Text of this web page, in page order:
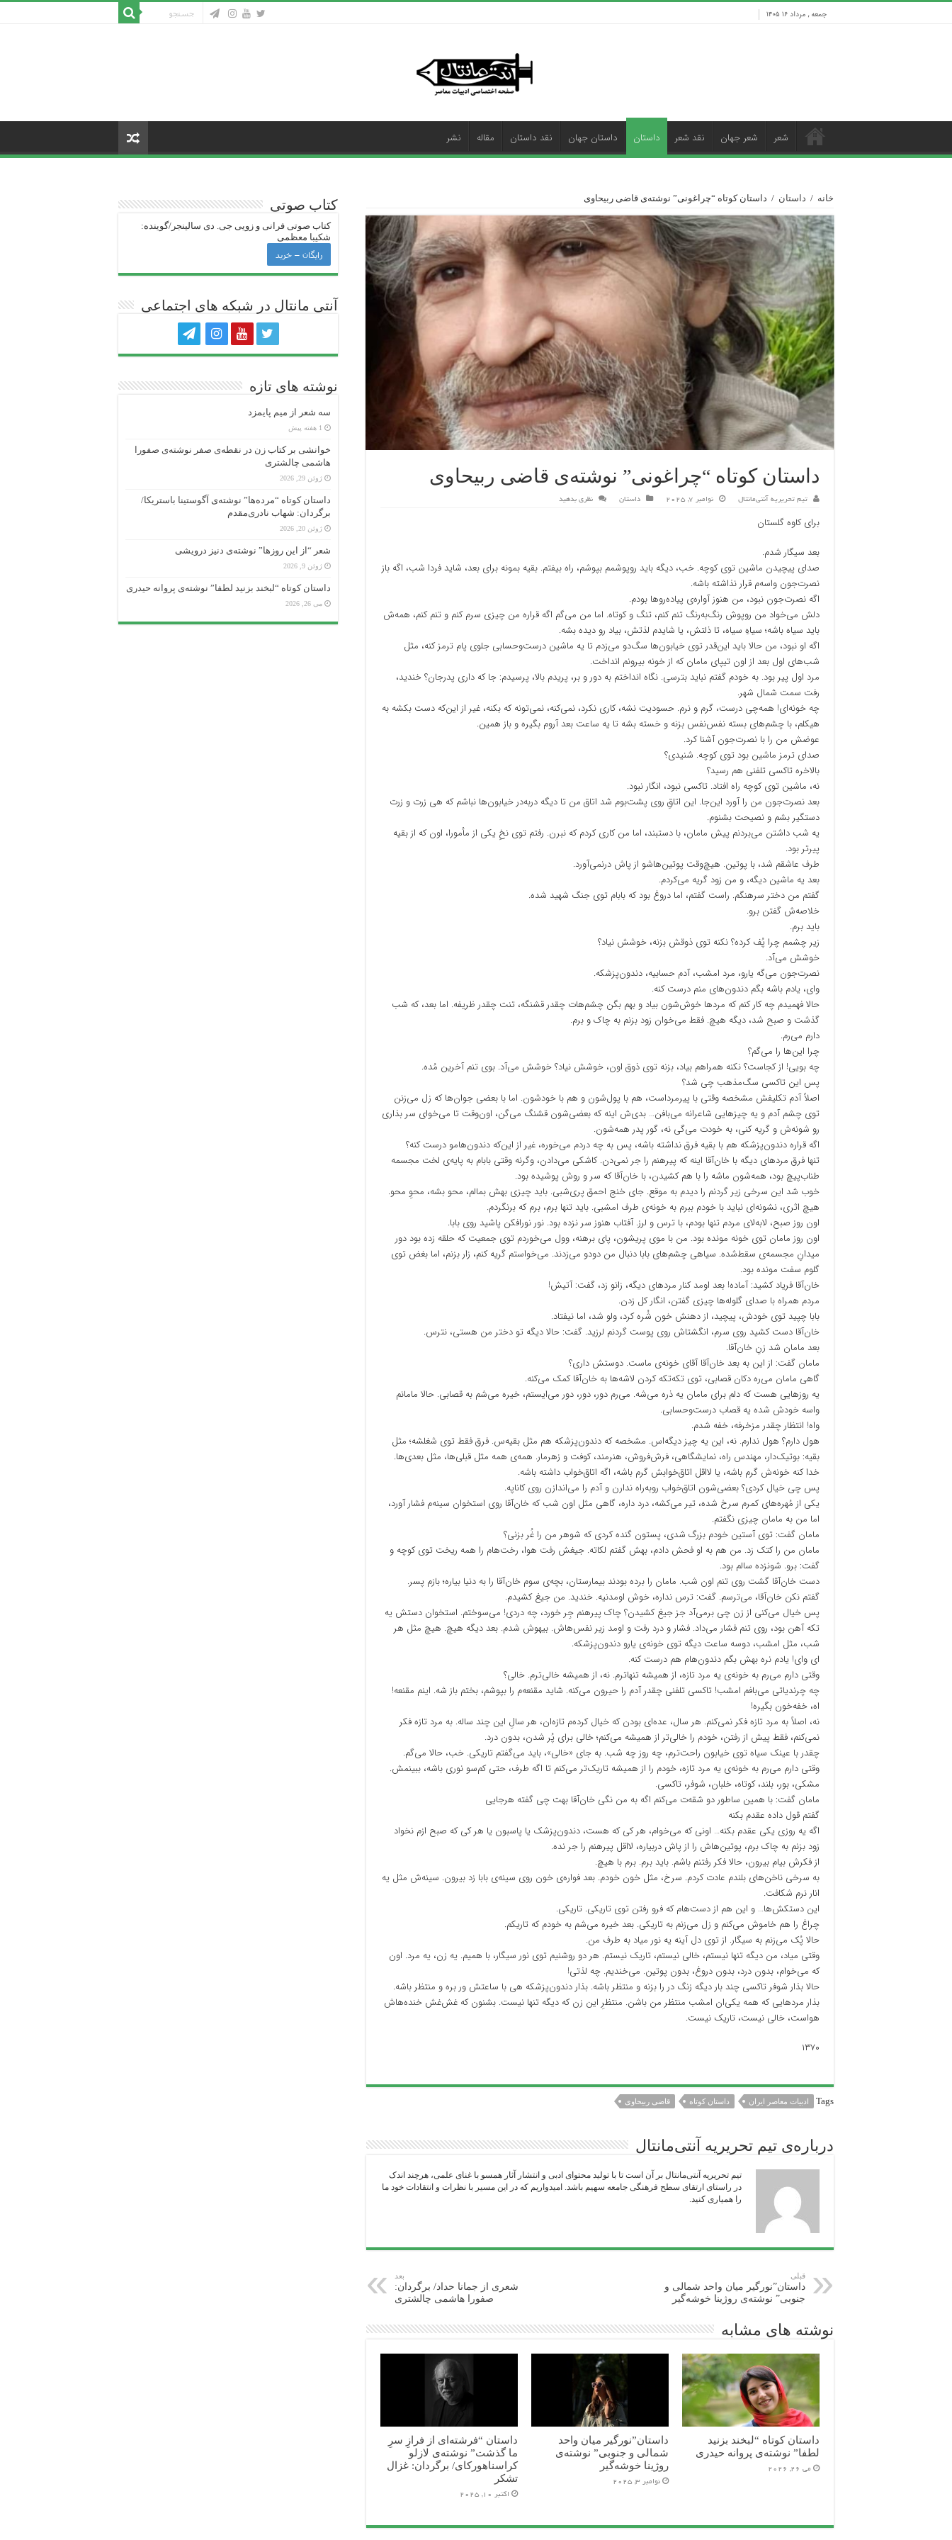
جمعه , مرداد ۱۶ ۱۴۰۵
شعر شعر جهان نقد شعر داستان داستان جهان نقد داستان مقاله نشر
خانه / داستان / داستان کوتاه “چراغونی” نوشته‌ی قاضی ربیحاوی
داستان کوتاه “چراغونی” نوشته‌ی قاضی ربیحاوی
تیم تحریریه آنتی‌مانتال نوامبر 7, 2025 داستان نظری بدهید
برای کاوه گلستان
بعد سیگار شدم.
صدای پیچیدن ماشین توی کوچه. خب، دیگه باید روپوشمم بپوشم، راه بیفتم. بقیه بمونه برای بعد، شاید فردا شب، اگه باز
نصرت‌جون واسه‌م قرار نذاشته باشه.
اگه نصرت‌جون نبود، من هنوز آواره‌ی پیاده‌روها بودم.
دلش می‌خواد من روپوش رنگ‌به‌رنگ تنم کنم، تنگ و کوتاه. اما من می‌گم اگه قراره من چیزی سرم کنم و تنم کنم، همه‌ش
باید سیاه باشه؛ سیاهِ سیاه، تا ذلتش، یا شایدم لذتش، بیاد رو دیده بشه.
اگه او نبود، من حالا باید این‌قدر توی خیابون‌ها سگ‌دو می‌زدم تا یه ماشین درست‌وحسابی جلوی پام ترمز کنه، مثل
شب‌های اول بعد از اون تیپای مامان که از خونه بیرونم انداخت.
مرد اول پیر بود. به خودم گفتم نباید بترسی. نگاه انداختم به دور و بر، پریدم بالا، پرسیدم: جا که داری پدرجان؟ خندید،
رفت سمت شمال شهر.
چه خونه‌ای! همه‌چی درست، گرم و نرم. حسودیت نشه، کاری نکرد، نمی‌کنه، نمی‌تونه که بکنه، غیر از این‌که دست بکشه به
هیکلم، با چشم‌های بسته نفس‌نفس بزنه و خسته بشه تا یه ساعت بعد آروم بگیره و باز همین.
عوضش من را با نصرت‌جون آشنا کرد.
صدای ترمز ماشین بود توی کوچه. شنیدی؟
بالاخره تاکسی تلفنی هم رسید؟
نه، ماشین توی کوچه راه افتاد. تاکسی نبود، انگار نبود.
بعد نصرت‌جون من را آورد این‌جا. این اتاقِ روی پشت‌بوم شد اتاق من تا دیگه در‌به‌در خیابون‌ها نباشم که هی زرت و زرت
دستگیر بشم و نصیحت بشنوم.
یه شب داشتن می‌بردنم پیش مامان، با دستبند، اما من کاری کردم که نبرن. رفتم توی نخِ یکی از مأمورا، اون که از بقیه
پیرتر بود.
طرف عاشقم شد، با پوتین. هیچ‌وقت پوتین‌هاشو از پاش درنمی‌آورد.
بعد یه ماشین دیگه، و من زود گریه می‌کردم.
گفتم من دختر سرهنگم. راست گفتم، اما دروغ بود که بابام توی جنگ شهید شده.
خلاصه‌ش گفتن برو.
باید برم.
زیر چشمم چرا پُف کرده؟ نکنه توی ذوقش بزنه، خوشش نیاد؟
خوشش می‌آد.
نصرت‌جون می‌گه یارو، مرد امشب، آدم حسابیه، دندون‌پزشکه.
وای، یادم باشه بگم دندون‌های منم درست کنه.
حالا فهمیدم چه کار کنم که مردها خوش‌شون بیاد و بهم بگن چشم‌هات چقدر قشنگه، تنت چقدر ظریفه. اما بعد، که شب
گذشت و صبح شد، دیگه هیچ. فقط می‌خوان زود بزنم به چاک و برم.
دارم می‌رم.
چرا این‌ها را می‌گم؟
چه بویی! از کجاست؟ نکنه همراهم بیاد، بزنه توی ذوق اون، خوشش نیاد؟ خوشش می‌آد. بوی تنم آخرین مُده.
پس این تاکسی سگ‌مذهب چی شد؟
اصلاً آدم تکلیفش مشخصه وقتی با پیرمرداست، هم با پول‌شون و هم با خودشون. اما با بعضی جوان‌ها که زل می‌زنن
توی چشم آدم و یه چیزهایی شاعرانه می‌بافن… بدی‌ش اینه که بعضی‌شون قشنگ می‌گن، اون‌وقت تا می‌خوای سر بذاری
رو شونه‌ش و گریه کنی، به خودت می‌گی نه، گور پدر همه‌شون.
اگه قراره دندون‌پزشکه هم با بقیه فرق نداشته باشه، پس به چه دردم می‌خوره، غیر از این‌که دندون‌هامو درست کنه؟
تنها فرق مردهای دیگه با خان‌آقا اینه که پیرهنم را جر نمی‌دن. کاشکی می‌دادن، وگرنه وقتی بابام به پایه‌ی لخت مجسمه
طناب‌پیچ بود، همه‌شون ماشه را با هم کشیدن، با خان‌آقا که سر و روش پوشیده بود.
خوب شد این سرخی زیر گردنم را دیدم به موقع. جای خنج احمق پری‌شبی. باید چیزی بهش بمالم، محو بشه، محوِ محو.
هیچ اثری، نشونه‌ای نباید با خودم ببرم به خونه‌ی طرف امشبی. باید تنها برم، برم که برنگردم.
اون روز صبح، لابه‌لای مردم تنها بودم، با ترس و لرز. آفتاب هنوز سر نزده بود. نور نورافکن پاشید روی بابا.
اون روز مامان توی خونه مونده بود. من با موی پریشون، پای برهنه، وول می‌خوردم توی جمعیت که حلقه زده بود دور
میدانِ مجسمه‌ی سقط‌شده. سیاهی چشم‌های بابا دنبال من دودو می‌زدند. می‌خواستم گریه کنم، زار بزنم، اما بغض توی
گلوم سفت مونده بود.
خان‌آقا فریاد کشید: آماده! بعد اومد کنار مردهای دیگه، زانو زد، گفت: آتیش!
مردم همراه با صدای گلوله‌ها چیزی گفتن، انگار کل زدن.
بابا چپید توی خودش، پیچید، از دهنش خون شُره کرد، ولو شد، اما نیفتاد.
خان‌آقا دست کشید روی سرم، انگشتاش روی پوست گردنم لرزید. گفت: حالا دیگه تو دختر من هستی، نترس.
بعد مامان شد زنِ خان‌آقا.
مامان گفت: از این به بعد خان‌آقا آقای خونه‌ی ماست. دوستش داری؟
گاهی مامان می‌ره دکان قصابی، توی تکه‌تکه کردن لاشه‌ها به خان‌آقا کمک می‌کنه.
یه روزهایی هست که دلم برای مامان یه ذره می‌شه. می‌رم دور، دور، دور می‌ایستم، خیره می‌شم به قصابی. حالا مامانم
واسه خودش شده یه قصاب درست‌وحسابی.
واه! انتظار چقدر مزخرفه، خفه شدم.
هول دارم؟ هول ندارم. نه، این یه چیز دیگه‌اس. مشخصه که دندون‌پزشکه هم مثل بقیه‌س. فرق فقط توی شغلشه؛ مثل
بقیه: بوتیک‌دار، مهندس راه، نمایشگاهی، فرش‌فروش، هنرمند، کوفت و زهرمار. همه‌ی همه مثل قبلی‌ها، مثل بعدی‌ها.
خدا کنه خونه‌ش گرم باشه، یا لااقل اتاق‌خوابش گرم باشه، اگه اتاق‌خواب داشته باشه.
پس چی خیال کردی؟ بعضی‌شون اتاق‌خواب روبه‌راه ندارن و آدم را می‌اندازن روی کاناپه.
یکی از مُهره‌های کمرم سرخ شده، تیر می‌کشه، درد داره، گاهی مثل اون شب که خان‌آقا روی استخوان سینه‌م فشار آورد،
اما من به مامان چیزی نگفتم.
مامان گفت: توی آستین خودم بزرگ شدی، پستون گنده کردی که شوهر من را غُر بزنی؟
مامان من را کتک زد. من هم به او فحش دادم، بهش گفتم لکاته. جیغش رفت هوا، رخت‌هام را همه ریخت توی کوچه و
گفت: برو. شونزده سالم بود.
دست خان‌آقا گشت روی تنم اون شب. مامان را برده بودند بیمارستان، بچه‌ی سوم خان‌آقا را به دنیا بیاره؛ بازم پسر.
گفتم نکن خان‌آقا، می‌ترسم. گفت: ترس نداره، خوش اومدنیه. خندید. من جیغ کشیدم.
پس خیال می‌کنی از زن چی برمی‌آد جز جیغ کشیدن؟ چاک پیرهنم جِر خورد، چه دردی! می‌سوختم. استخوان دستش یه
تکه آهن بود، روی تنم فشار می‌داد. فشار و درد رفت و اومد زیر نفس‌هاش. بیهوش شدم. بعد دیگه هیچ. هیچ مثل هر
شب، مثل امشب، دوسه ساعت دیگه توی خونه‌ی یارو دندون‌پزشکه.
ای وای! یادم نره بهش بگم دندون‌هام هم درست کنه.
وقتی دارم می‌رم به خونه‌ی یه مرد تازه، از همیشه تنهاترم. نه، از همیشه خالی‌ترم. خالی؟
چه چرندیاتى می‌بافم امشب! تاکسی تلفنی چقدر آدم را حیرون می‌کنه. شاید مقنعه‌م را بپوشم، بختم باز شه. اینم مقنعه!
اه، خفه‌خون بگیره!
نه، اصلاً به مرد تازه فکر نمی‌کنم. هر سال، عده‌ای بودن که خیال کرده‌م تازه‌ان، هر سالِ این چند ساله. به مرد تازه فکر
نمی‌کنم، فقط پیش از رفتن، خودم را خالی‌تر از همیشه می‌کنم؛ خالی برای پُر شدن، بدون درد.
چقدر با عینک سیاه توی خیابون راحت‌ترم، چه روز چه شب. به جای «خالی»، باید می‌گفتم تاریکی. خب، حالا می‌گم.
وقتی دارم می‌رم به خونه‌ی یه مرد تازه، خودم را از همیشه تاریک‌تر می‌کنم تا اگه طرف، حتی کم‌سو نوری باشه، ببینمش.
مشکی، بور، بلند، کوتاه، خلبان، شوفر، تاکسی.
مامان گفت: با همین ساطور دو شقه‌ت می‌کنم اگه به من نگی خان‌آقا بهت چی گفته هرجایی
گفتم قول داده عقدم بکنه
اگه یه روزی یکی عقدم بکنه… اونی که می‌خوام، هر کی که هست، دندون‌پزشک یا پاسبون یا هر کی که صبح ازم نخواد
زود بزنم به چاک برم، پوتین‌هاش را از پاش دربیاره، لااقل پیرهنم را جر نده.
از فکرش بیام بیرون، حالا فکر رفتنم باشم. باید برم. برم با هیچ.
به سرخی ناخن‌های بلندم عادت کردم. سرخ، مثل خون خودم. بعد فواره‌ی خون روی سینه‌ی بابا زد بیرون. سینه‌ش مثل یه
انار نرم شکافت.
این دستکش‌ها… و این هم از دست‌هام که فرو رفتن توی تاریکی. تاریکی.
چراغ را هم خاموش می‌کنم و زل می‌زنم به تاریکی. بعد خیره می‌شم به خودم که تاریکم.
حالا پُک می‌زنم به سیگار. از توی دل آینه یه نور میاد به طرف من.
وقتی میاد، من دیگه تنها نیستم، خالی نیستم، تاریک نیستم. هر دو روشنیم توی نور سیگار، با همیم. یه زن، یه مرد. اون
که می‌خوام، بدون درد، بدون دروغ، بدون پوتین. می‌خندیم. چه لذتی!
حالا بذار شوفر تاکسی چند بار دیگه زنگ در را بزنه و منتظر باشه. بذار دندون‌پزشکه هی با ساعتش ور بره و منتظر باشه.
بذار مردهایی که همه یکی‌ان امشب منتظر من باشن. منتظرِ این زن که دیگه تنها نیست. بشنون که غش‌غش خنده‌هاش
هواست، خالی نیست، تاریک نیست.
۱۳۷۰
Tags ادبیات معاصر ایران داستان کوتاه قاضی ربیحاوی
درباره‌ی تیم تحریریه آنتی‌مانتال
تیم تحریریه آنتی‌مانتال بر آن است تا با تولید محتوای ادبی و انتشار آثار همسو با غنای علمی، هرچند اندک
در راستای ارتقای سطح فرهنگی جامعه سهیم باشد. امیدواریم که در این مسیر با نظرات و انتقادات خود ما
را همیاری‌ کنید.
قبلی
داستان”نورگیر میان واحد شمالی و
جنوبی” نوشته‌ی روژینا خوشه‌گیر
بعد
شعری از جمانا حداد/ برگردان:
صفورا هاشمی چالشتری
نوشته های مشابه
داستان کوتاه “لبخند بزنید
لطفا” نوشته‌ی پروانه حیدری
می 26, 2026
داستان”نورگیر میان واحد
شمالی و جنوبی” نوشته‌ی
روژینا خوشه‌گیر
نوامبر 3, 2025
داستان “فرشته‌ای از فرازِ سرِ
ما گذشت” نوشته‌ی لازلو
کراسناهورکای/ برگردان: غزال
تشکر
اکتبر 10, 2025
کتاب صوتی
کتاب صوتی فرانی و زویی جی‌. دی سالینجر/گوینده:
شکیبا معظمی
رایگان – خرید
آنتی ‌مانتال در شبکه های اجتماعی
نوشته های تازه
سه شعر از میم پایمزد
1 هفته پیش
خوانشی بر کتاب زن در نقطه‌ی صفر نوشته‌ی صفورا
هاشمی چالشتری
ژوئن 29, 2026
داستان کوتاه “مرده‌ها” نوشته‌ی آگوستینا باستریکا/
برگردان: شهاب نادری‌مقدم
ژوئن 20, 2026
شعر “از این روزها” نوشته‌ی دنیز درویشی
ژوئن 9, 2026
داستان کوتاه “لبخند بزنید لطفا” نوشته‌ی پروانه حیدری
می 26, 2026